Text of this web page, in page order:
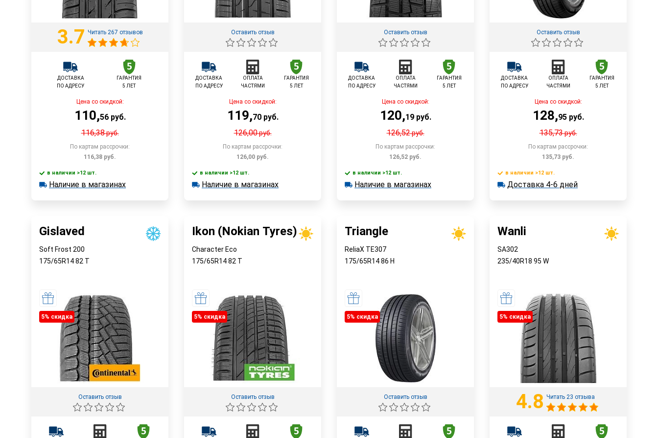
3.7 Читать 267 отзывов
ДОСТАВКА
ПО АДРЕСУ
ГАРАНТИЯ
5 ЛЕТ
Цена со скидкой:
110,56руб.
116,38руб.
По картам рассрочки:
116,38 руб.
В корзину
в наличии >12 шт.
в наличии >12 шт.
Наличие в магазинах
Оставить отзыв
ДОСТАВКА
ПО АДРЕСУ
ОПЛАТА
ЧАСТЯМИ
ГАРАНТИЯ
5 ЛЕТ
Цена со скидкой:
119,70руб.
126,00руб.
По картам рассрочки:
126,00 руб.
В корзину
в наличии >12 шт.
в наличии >12 шт.
Наличие в магазинах
Оставить отзыв
ДОСТАВКА
ПО АДРЕСУ
ОПЛАТА
ЧАСТЯМИ
ГАРАНТИЯ
5 ЛЕТ
Цена со скидкой:
120,19руб.
126,52руб.
По картам рассрочки:
126,52 руб.
В корзину
в наличии >12 шт.
в наличии >12 шт.
Наличие в магазинах
Оставить отзыв
ДОСТАВКА
ПО АДРЕСУ
ОПЛАТА
ЧАСТЯМИ
ГАРАНТИЯ
5 ЛЕТ
Цена со скидкой:
128,95руб.
135,73руб.
По картам рассрочки:
135,73 руб.
В корзину
в наличии >12 шт.
в наличии >12 шт.
Доставка 4-6 дней
Gislaved
Soft Frost 200
175/65R1482 T
5% cкидка
Оставить отзыв
Ikon (Nokian Tyres)
Character Eco
175/65R1482 T
5% cкидка
Оставить отзыв
Triangle
ReliaX TE307
175/65R1486 H
5% cкидка
Оставить отзыв
Wanli
SA302
235/40R18 95 W
5% cкидка
4.8 Читать 23 отзыва